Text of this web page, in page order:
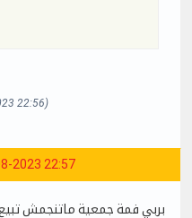
22:56)
2023 22:57
بربي فمة جمعية ماتنجمش